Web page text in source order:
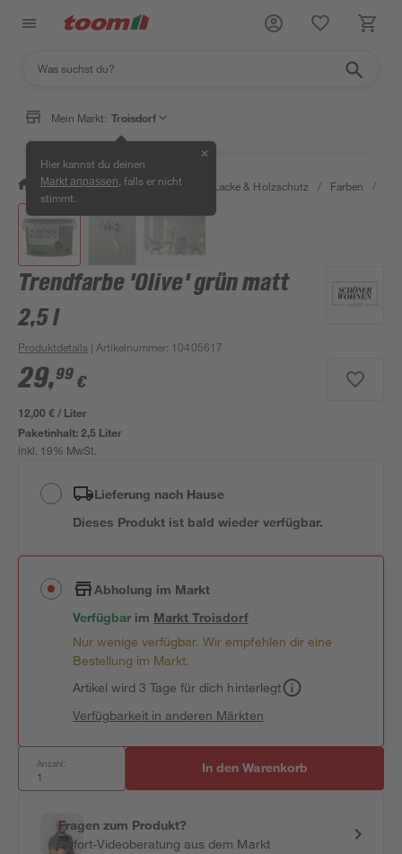
Mein Markt: Troisdorf
Hier kannst du deinen
Markt anpassen , falls er nicht
stimmt.
✕
/ Bauen & Renovieren / Farben, Lacke & Holzschutz / Farben /
Trendfarbe 'Olive' grün matt
2,5 l
Produktdetails | Artikelnummer: 10405617
29,99 €
12,00 € / Liter
Paketinhalt:2,5 Liter
inkl. 19% MwSt.
Lieferung nach Hause
Dieses Produkt ist bald wieder verfügbar.
Abholung im Markt
Verfügbar im MarktTroisdorf
Nur wenige verfügbar. Wir empfehlen dir eine
Bestellung im Markt.
Artikel wird 3 Tage für dich hinterlegt
Verfügbarkeit in anderen Märkten
Anzahl: In den Warenkorb
Fragen zum Produkt?
Sofort-Videoberatung aus dem Markt